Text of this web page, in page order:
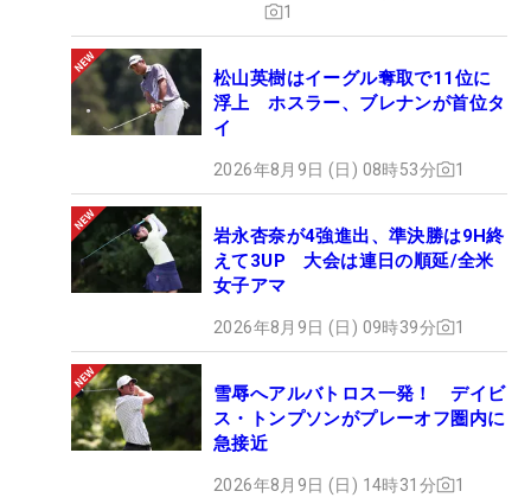
1
松山英樹はイーグル奪取で11位に
浮上 ホスラー、ブレナンが首位タ
イ
2026年8月9日 (日) 08時53分 1
岩永杏奈が4強進出、準決勝は9H終
えて3UP 大会は連日の順延/全米
女子アマ
2026年8月9日 (日) 09時39分 1
雪辱へアルバトロス一発！ デイビ
ス・トンプソンがプレーオフ圏内に
急接近
2026年8月9日 (日) 14時31分 1